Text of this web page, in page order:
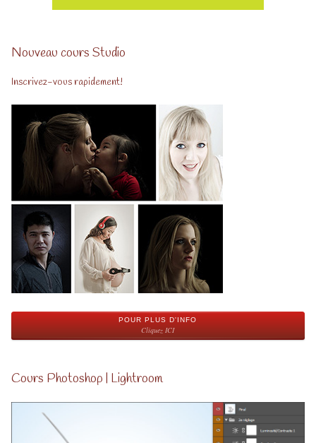
Nouveau cours Studio
Inscrivez-vous rapidement!
POUR PLUS D'INFO
Cliquez ICI
Cours Photoshop | Lightroom